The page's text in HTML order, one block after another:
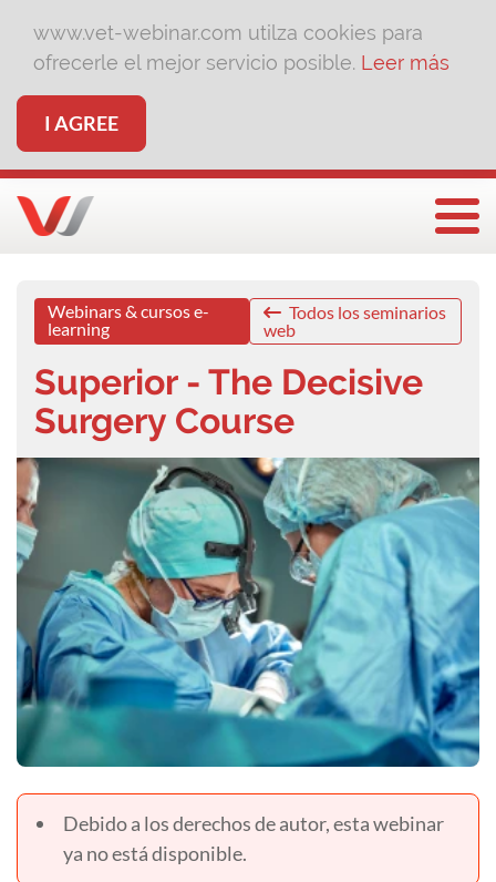
www.vet-webinar.com utilza cookies para
ofrecerle el mejor servicio posible. Leer más
I AGREE
Webinars & cursos e-
learning
Todos los seminarios
web
Superior - The Decisive
Surgery Course
Debido a los derechos de autor, esta webinar
ya no está disponible.